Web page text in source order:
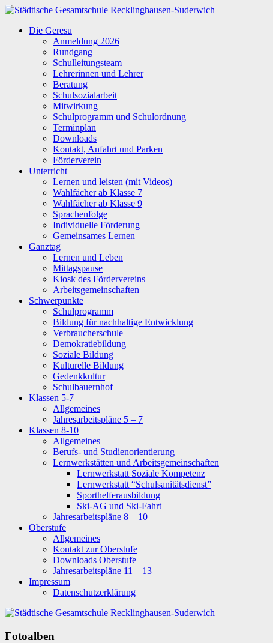
Zum
springen
Städtische
Gesamtschule
Recklinghausen-
Suderwich
Die Geresu
Anmeldung 2026
Rundgang
Schulleitungsteam
Lehrerinnen und Lehrer
Beratung
Schulsozialarbeit
Mitwirkung
Schulprogramm und Schulordnung
Terminplan
Downloads
Kontakt, Anfahrt und Parken
Förderverein
Unterricht
Lernen und leisten (mit Videos)
Wahlfächer ab Klasse 7
Wahlfächer ab Klasse 9
Sprachenfolge
Individuelle Förderung
Gemeinsames Lernen
Ganztag
Lernen und Leben
Mittagspause
Kiosk des Fördervereins
Arbeitsgemeinschaften
Schwerpunkte
Schulprogramm
Bildung für nachhaltige Entwicklung
Verbraucherschule
Demokratiebildung
Soziale Bildung
Kulturelle Bildung
Gedenkkultur
Schulbauernhof
Klassen 5-7
Allgemeines
Jahresarbeitspläne 5 – 7
Klassen 8-10
Allgemeines
Berufs- und Studienorientierung
Lernwerkstätten und Arbeitsgemeinschaften
Lernwerkstatt Soziale Kompetenz
Lernwerkstatt “Schulsanitätsdienst”
Sporthelferausbildung
Ski-AG und Ski-Fahrt
Jahresarbeitspläne 8 – 10
Oberstufe
Allgemeines
Kontakt zur Oberstufe
Downloads Oberstufe
Jahresarbeitspläne 11 – 13
Impressum
Datenschutzerklärung
Fotoalben